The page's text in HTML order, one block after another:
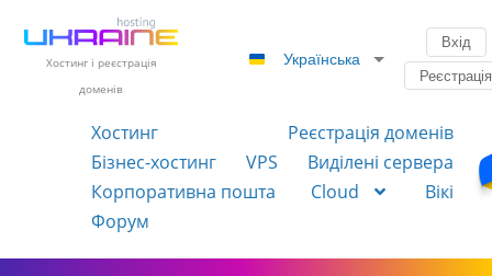
Хостинг і реєстрація
доменів
Українська
Вхід
Реєстрація
Хостинг
Реєстрація доменів
Бізнес-хостинг
VPS
Виділені сервера
Корпоративна пошта
Cloud
Вікі
Форум